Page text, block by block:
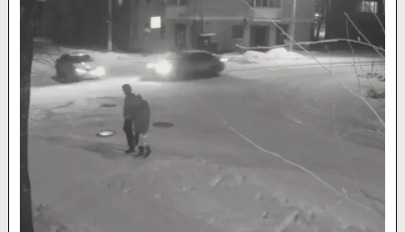
画
が
公
開。
が
凍
っ
た